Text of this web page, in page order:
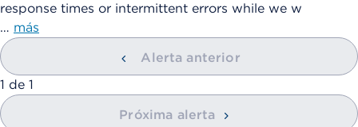
response times or intermittent errors while we w
… más
Alerta anterior
mostrando
1 de 1
Próxima alerta